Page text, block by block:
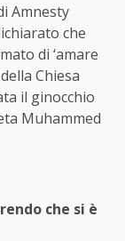
Amnesty
che
di ‘amare
Chiesa
il ginocchio
Muhammed
che si è